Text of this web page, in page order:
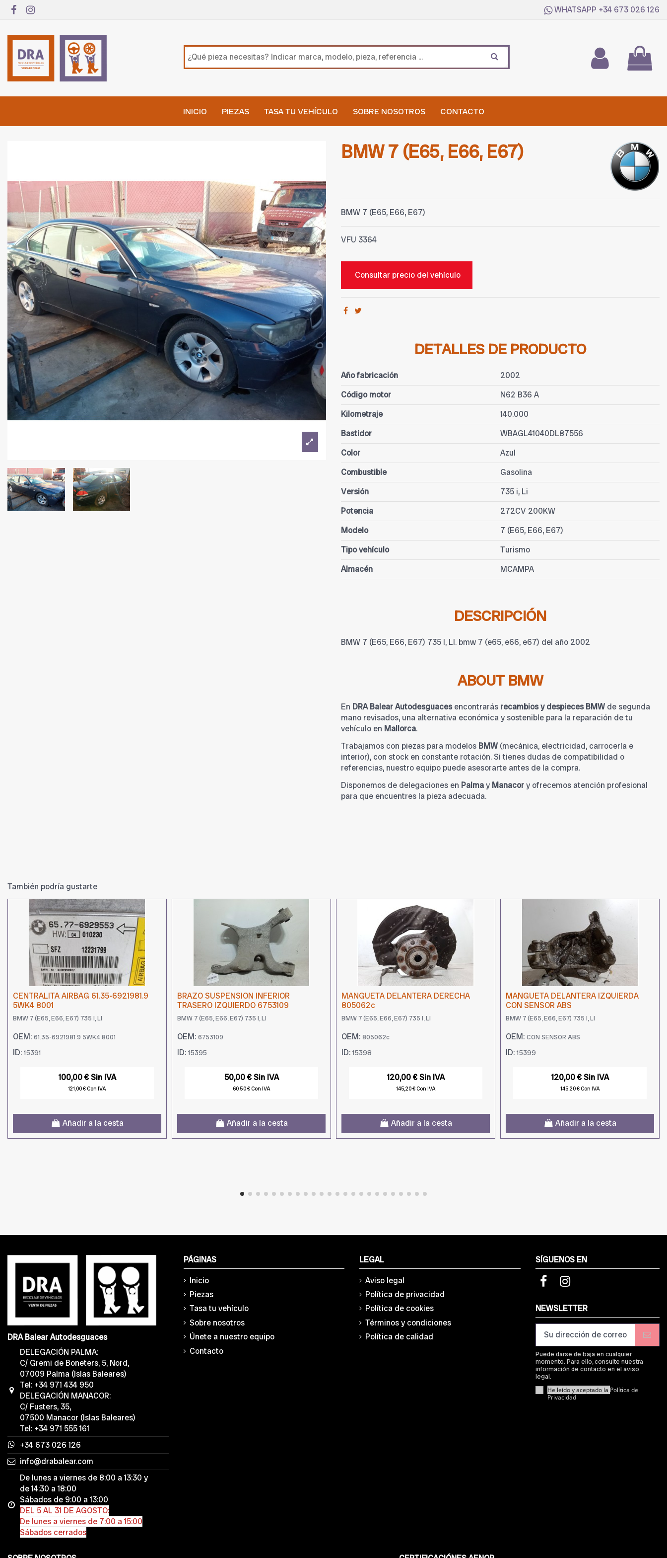
WHATSAPP +34 673 026 126
INICIO PIEZAS TASA TU VEHÍCULO SOBRE NOSOTROS CONTACTO
BMW 7 (E65, E66, E67)
BMW 7 (E65, E66, E67)
VFU 3364
Consultar precio del vehículo
DETALLES DE PRODUCTO
Año fabricación
2002
Código motor
N62 B36 A
Kilometraje
140.000
Bastidor
WBAGL41040DL87556
Color
Azul
Combustible
Gasolina
Versión
735 i, Li
Potencia
272CV 200KW
Modelo
7 (E65, E66, E67)
Tipo vehículo
Turismo
Almacén
MCAMPA
DESCRIPCIÓN
BMW 7 (E65, E66, E67) 735 I, LI. bmw 7 (e65, e66, e67) del año 2002
ABOUT BMW
En DRA Balear Autodesguacesencontrarás recambios y despieces BMW de segunda
mano revisados, una alternativa económica y sostenible para la reparación de tu
vehículo en Mallorca.
Trabajamos con piezas para modelos BMW (mecánica, electricidad, carrocería e
interior), con stock en constante rotación. Si tienes dudas de compatibilidad o
referencias, nuestro equipo puede asesorarte antes de la compra.
Disponemos de delegaciones en Palmay Manacory ofrecemos atención profesional
para que encuentres la pieza adecuada.
También podría gustarte
CENTRALITA AIRBAG 61.35-6921981.9
5WK4 8001
BMW 7 (E65, E66, E67) 735 I, LI
OEM: 61.35-6921981.9 5WK4 8001
ID: 15391
100,00 € Sin IVA
121,00 € Con IVA
Añadir a la cesta
BRAZO SUSPENSION INFERIOR
TRASERO IZQUIERDO 6753109
BMW 7 (E65, E66, E67) 735 I, LI
OEM: 6753109
ID: 15395
50,00 € Sin IVA
60,50 € Con IVA
Añadir a la cesta
MANGUETA DELANTERA DERECHA
805062c
BMW 7 (E65, E66, E67) 735 I, LI
OEM: 805062c
ID: 15398
120,00 € Sin IVA
145,20 € Con IVA
Añadir a la cesta
MANGUETA DELANTERA IZQUIERDA
CON SENSOR ABS
BMW 7 (E65, E66, E67) 735 I, LI
OEM: CON SENSOR ABS
ID: 15399
120,00 € Sin IVA
145,20 € Con IVA
Añadir a la cesta
DRA Balear Autodesguaces
DELEGACIÓN PALMA:
C/ Gremi de Boneters, 5, Nord,
07009 Palma (Islas Baleares)
Tel: +34 971 434 950
DELEGACIÓN MANACOR:
C/ Fusters, 35,
07500 Manacor (Islas Baleares)
Tel: +34 971 555 161
+34 673 026 126
info@drabalear.com
De lunes a viernes de 8:00 a 13:30 y
de 14:30 a 18:00
Sábados de 9:00 a 13:00
DEL 5 AL 31 DE AGOSTO:
De lunes a viernes de 7:00 a 15:00
Sábados cerrados
PÁGINAS
Inicio
Piezas
Tasa tu vehículo
Sobre nosotros
Únete a nuestro equipo
Contacto
LEGAL
Aviso legal
Política de privacidad
Política de cookies
Términos y condiciones
Política de calidad
SÍGUENOS EN
NEWSLETTER
Puede darse de baja en cualquier
momento. Para ello, consulte nuestra
información de contacto en el aviso
legal.
He leído y aceptado la Política de
Privacidad